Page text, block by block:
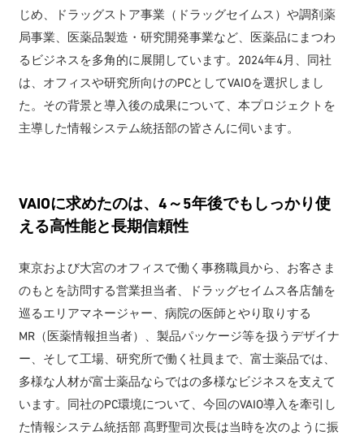
じめ、ドラッグストア事業（ドラッグセイムス）や調剤薬
局事業、医薬品製造・研究開発事業など、医薬品にまつわ
るビジネスを多角的に展開しています。2024年4月、同社
は、オフィスや研究所向けのPCとしてVAIOを選択しまし
た。その背景と導入後の成果について、本プロジェクトを
主導した情報システム統括部の皆さんに伺います。
VAIOに求めたのは、4～5年後でもしっかり使
える高性能と長期信頼性
東京および大宮のオフィスで働く事務職員から、お客さま
のもとを訪問する営業担当者、ドラッグセイムス各店舗を
巡るエリアマネージャー、病院の医師とやり取りする
MR（医薬情報担当者）、製品パッケージ等を扱うデザイナ
ー、そして工場、研究所で働く社員まで、富士薬品では、
多様な人材が富士薬品ならではの多様なビジネスを支えて
います。同社のPC環境について、今回のVAIO導入を牽引し
た情報システム統括部 髙野聖司次長は当時を次のように振